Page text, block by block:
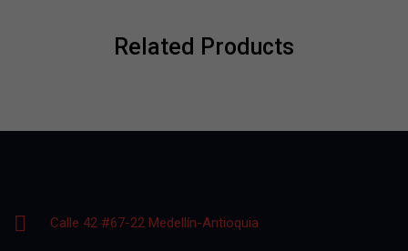
Related Products
Calle 42 #67-22 Medellín-Antioquia